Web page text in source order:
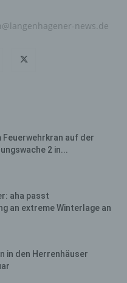
news.de
Feuerwehrkran auf der
2 in...
aha passt
an extreme Winterlage an
in den Herrenhäuser
Daten und
Internetseite korrekt
Internetseite zu
zur Strafverfolgung
Diese
werden
und die
zu erhöhen,
für die von uns
Daten
der Server-Logfiles
eine betroffene Person
Daten gespeichert.